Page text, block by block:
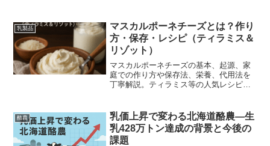
す。
乳製品
マスカルポーネチーズとは？作り
方・保存・レシピ（ティラミス＆
リゾット）
マスカルポーネチーズの基本、起源、家
庭での作り方や保存法、栄養、代用法を
丁寧解説。ティラミス等の人気レシピや
酪農
乳価上昇で変わる北海道酪農—生
乳428万トン達成の背景と今後の
課題